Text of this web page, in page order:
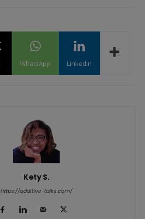
WhatsApp Linkedin
Kety S.
https://additive-talks.com/